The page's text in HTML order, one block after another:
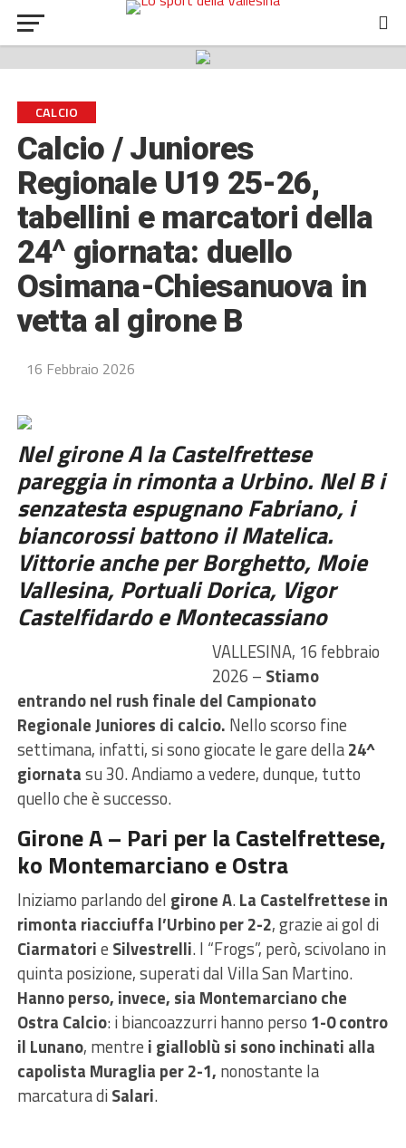
CALCIO
Calcio / Juniores
Regionale U19 25-26,
tabellini e marcatori della
24^ giornata: duello
Osimana-Chiesanuova in
vetta al girone B
16 Febbraio 2026
Nel girone A la Castelfrettese
pareggia in rimonta a Urbino. Nel B i
senzatesta espugnano Fabriano, i
biancorossi battono il Matelica.
Vittorie anche per Borghetto, Moie
Vallesina, Portuali Dorica, Vigor
Castelfidardo e Montecassiano
VALLESINA, 16 febbraio
2026 – Stiamo
entrando nel rush finale del Campionato
Regionale Juniores di calcio. Nello scorso fine
settimana, infatti, si sono giocate le gare della24^
giornatasu 30. Andiamo a vedere, dunque, tutto
quello che è successo.
Girone A – Pari per la Castelfrettese,
ko Montemarciano e Ostra
Iniziamo parlando del girone A.La Castelfrettese in
rimonta riacciuffa l’Urbino per 2-2, grazie ai gol di
Ciarmatorie Silvestrelli. I “Frogs”, però, scivolano in
quinta posizione, superati dal Villa San Martino.
Hanno perso, invece, sia Montemarciano che
Ostra Calcio: i biancoazzurri hanno perso 1-0 contro
il Lunano, mentre i gialloblù si sono inchinati alla
capolista Muraglia per 2-1, nonostante la
marcatura diSalari.